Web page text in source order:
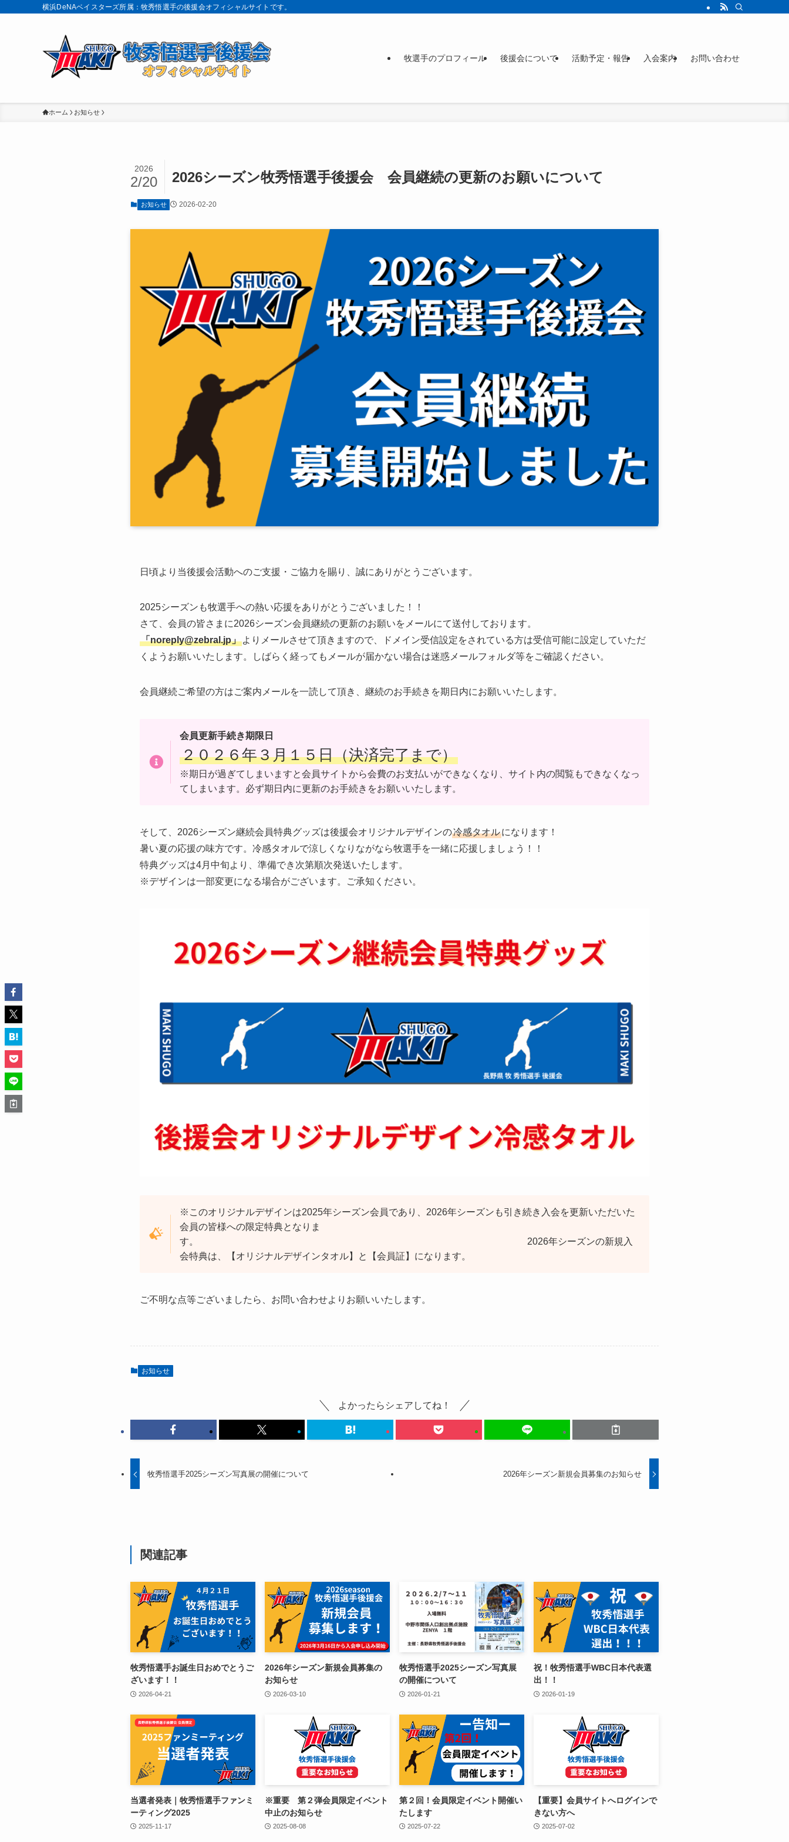
横浜DeNAベイスターズ所属：牧秀悟選手の後援会オフィシャルサイトです。
牧選手のプロフィール 後援会について 活動予定・報告 入会案内 お問い合わせ
ホーム お知らせ
2026シーズン牧秀悟選手後援会 会員継続の更新のお願いについて
2026
2/20
お知らせ 2026-02-20
日頃より当後援会活動へのご支援・ご協力を賜り、誠にありがとうございます。
2025シーズンも牧選手への熱い応援をありがとうございました！！
さて、会員の皆さまに2026シーズン会員継続の更新のお願いをメールにて送付しております。
「noreply@zebral.jp」 よりメールさせて頂きますので、ドメイン受信設定をされている方は受信可能に設定していただ
くようお願いいたします。しばらく経ってもメールが届かない場合は迷惑メールフォルダ等をご確認ください。
会員継続ご希望の方はご案内メールを一読して頂き、継続のお手続きを期日内にお願いいたします。
会員更新手続き期限日
２０２６年３月１５日（決済完了まで）
※期日が過ぎてしまいますと会員サイトから会費のお支払いができなくなり、サイト内の閲覧もできなくなっ
てしまいます。必ず期日内に更新のお手続きをお願いいたします。
そして、2026シーズン継続会員特典グッズは後援会オリジナルデザインの冷感タオルになります！
暑い夏の応援の味方です。冷感タオルで涼しくなりながなら牧選手を一緒に応援しましょう！！
特典グッズは4月中旬より、準備でき次第順次発送いたします。
※デザインは一部変更になる場合がございます。ご承知ください。
※このオリジナルデザインは2025年シーズン会員であり、2026年シーズンも引き続き入会を更新いただいた
会員の皆様への限定特典となりま
す。 2026年シーズンの新規入
会特典は、【オリジナルデザインタオル】と【会員証】になります。
ご不明な点等ございましたら、お問い合わせよりお願いいたします。
お知らせ
よかったらシェアしてね！
牧秀悟選手2025シーズン写真展の開催について 2026年シーズン新規会員募集のお知らせ
関連記事
牧秀悟選手お誕生日おめでとうご
ざいます！！
2026-04-21
2026年シーズン新規会員募集の
お知らせ
2026-03-10
牧秀悟選手2025シーズン写真展
の開催について
2026-01-21
祝！牧秀悟選手WBC日本代表選
出！！
2026-01-19
当選者発表｜牧秀悟選手ファンミ
ーティング2025
2025-11-17
※重要 第２弾会員限定イベント
中止のお知らせ
2025-08-08
第２回！会員限定イベント開催い
たします
2025-07-22
【重要】会員サイトへログインで
きない方へ
2025-07-02